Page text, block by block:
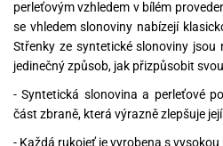
perleťovým vzhledem v bílém
se vhledem slonoviny nabízejí
Střenky ze syntetické slonoviny jsou
jedinečný způsob, jak přizpůsobit
- Syntetická slonovina a perleťové
část zbraně, která výrazně zlepšuje
- Každá rukojeť je vyrobena s